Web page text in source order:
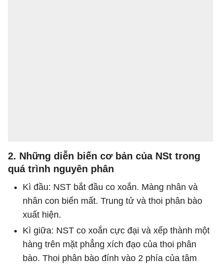
2. Những diễn biến cơ bản của NSt trong
quá trình nguyên phân
Kì đầu: NST bắt đầu co xoắn. Màng nhân và
nhân con biến mất. Trung tử và thoi phân bào
xuất hiện.
Kì giữa: NST co xoắn cực đại và xếp thành một
hàng trên mặt phẳng xích đạo của thoi phân
bào. Thoi phân bào đính vào 2 phía của tâm